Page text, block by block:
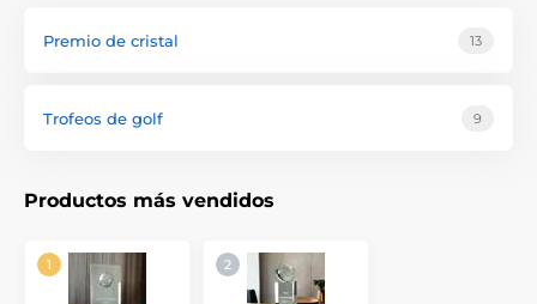
a campeonatos o eventos corporativos.
Premio de cristal 13
Trofeos de golf 9
Productos más vendidos